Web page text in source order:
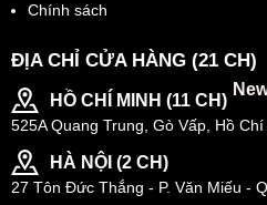
Chính sách
ĐỊA CHỈ CỬA HÀNG (21 CH)
HỒ CHÍ MINH (11 CH)
525A Quang Trung, Gò Vấp, Hồ Chí
HÀ NỘI (2 CH)
27 Tôn Đức Thắng - P. Văn Miếu -